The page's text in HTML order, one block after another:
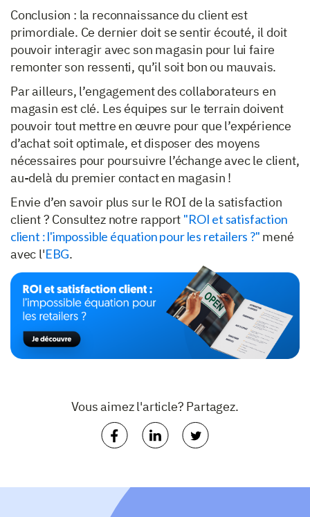
Conclusion : la reconnaissance du client est
primordiale. Ce dernier doit se sentir écouté, il doit
pouvoir interagir avec son magasin pour lui faire
remonter son ressenti, qu’il soit bon ou mauvais.
Par ailleurs, l’engagement des collaborateurs en
magasin est clé. Les équipes sur le terrain doivent
pouvoir tout mettre en œuvre pour que l’expérience
d’achat soit optimale, et disposer des moyens
nécessaires pour poursuivre l’échange avec le client,
au-delà du premier contact en magasin !
Envie d’en savoir plus sur le ROI de la satisfaction
client ? Consultez notre rapport "ROI et satisfaction
client : l'impossible équation pour les retailers ?" mené
avec l'EBG.
Vous aimez l'article? Partagez.